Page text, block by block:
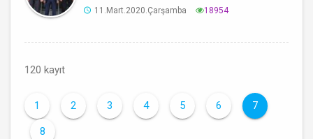
11.Mart.2020.Çarşamba 18954
120 kayıt
1 2 3 4 5 6 7
8